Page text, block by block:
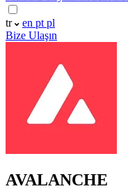
tr en pt pl
Bize Ulaşın
AVALANCHE